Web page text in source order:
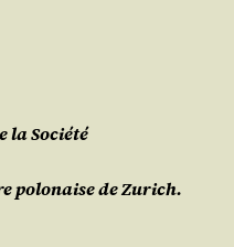
la Société
polonaise de Zurich.